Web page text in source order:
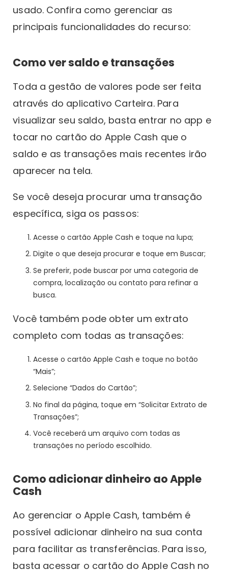
usado. Confira como gerenciar as
principais funcionalidades do recurso:
Como ver saldo e transações
Toda a gestão de valores pode ser feita
através do aplicativo Carteira. Para
visualizar seu saldo, basta entrar no app e
tocar no cartão do Apple Cash que o
saldo e as transações mais recentes irão
aparecer na tela.
Se você deseja procurar uma transação
específica, siga os passos:
Acesse o cartão Apple Cash e toque na lupa;
Digite o que deseja procurar e toque em Buscar;
Se preferir, pode buscar por uma categoria de
compra, localização ou contato para refinar a
busca.
Você também pode obter um extrato
completo com todas as transações:
Acesse o cartão Apple Cash e toque no botão
“Mais”;
Selecione “Dados do Cartão”;
No final da página, toque em “Solicitar Extrato de
Transações”;
Você receberá um arquivo com todas as
transações no período escolhido.
Como adicionar dinheiro ao Apple
Cash
Ao gerenciar o Apple Cash, também é
possível adicionar dinheiro na sua conta
para facilitar as transferências. Para isso,
basta acessar o cartão do Apple Cash no